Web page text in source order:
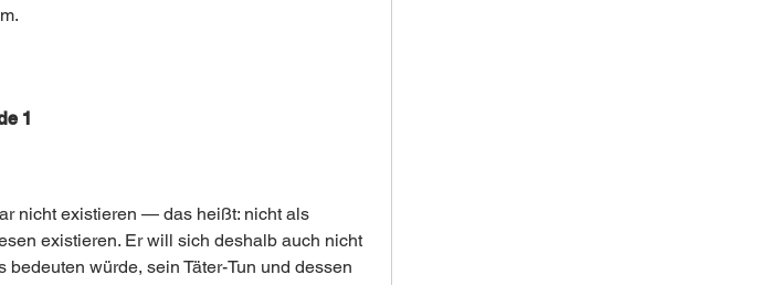
1
nicht existieren — das heißt: nicht als
existieren. Er will sich deshalb auch nicht
würde, sein Täter-Tun und dessen